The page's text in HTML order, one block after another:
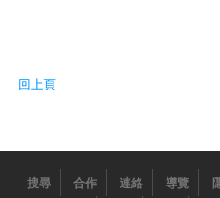
下載試用
購買 SSL 加密服務
課
回上頁
搜尋 合作 連絡 導覽